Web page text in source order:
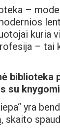
–
kuria
– tai
biblioteka
su
yra
skaito